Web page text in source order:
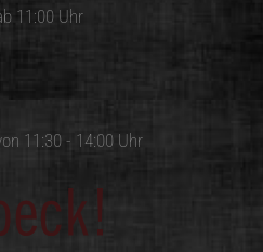
11:00 Uhr
11:30 - 14:00 Uhr